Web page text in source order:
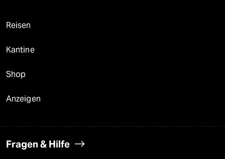
Reisen
Kantine
Shop
Anzeigen
Fragen & Hilfe